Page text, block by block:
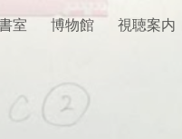
室 博物館 視聴案内